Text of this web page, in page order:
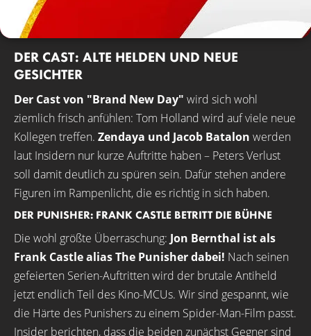
DER CAST: ALTE HELDEN UND NEUE
GESICHTER
Der Cast von "Brand New Day" wird sich wohl
ziemlich frisch anfühlen: Tom Holland wird auf viele neue
Kollegen treffen. Zendaya und Jacob Batalon werden
laut Insidern nur kurze Auftritte haben – Peters Verlust
soll damit deutlich zu spüren sein. Dafür stehen andere
Figuren im Rampenlicht, die es richtig in sich haben.
DER PUNISHER: FRANK CASTLE BETRITT DIE BÜHNE
Die wohl größte Überraschung: Jon Bernthal ist als
Frank Castle alias The Punisher dabei! Nach seinen
gefeierten Serien-Auftritten wird der brutale Antiheld
jetzt endlich Teil des Kino-MCUs. Wir sind gespannt, wie
die Härte des Punishers zu einem Spider-Man-Film passt.
Insider berichten, dass die beiden zunächst Gegner sind